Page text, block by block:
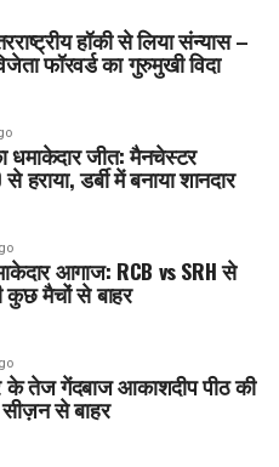
हॉकी से लिया संन्यास –
फॉरवर्ड का गुरुमुखी विदा
धमाकेदार जीत: मैनचेस्टर
डर्बी में बनाया शानदार
आगाज: RCB vs SRH से
मैचों से बाहर
के तेज गेंदबाज आकाशदीप पीठ की
से बाहर